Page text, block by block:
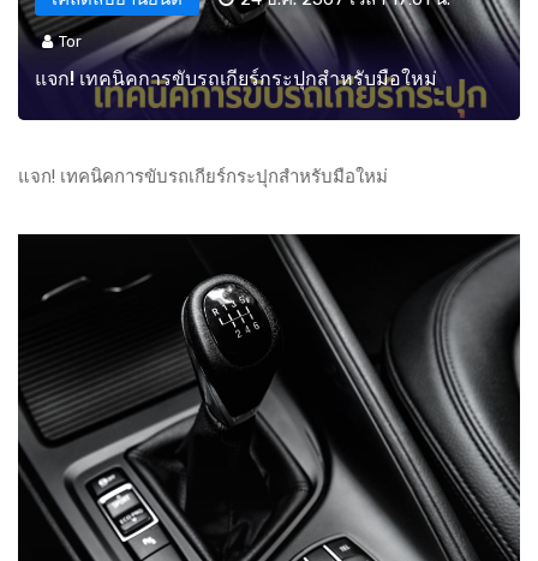
Tor
แจก! เทคนิคการขับรถเกียร์กระปุกสำหรับมือใหม่
แจก! เทคนิคการขับรถเกียร์กระปุกสำหรับมือใหม่